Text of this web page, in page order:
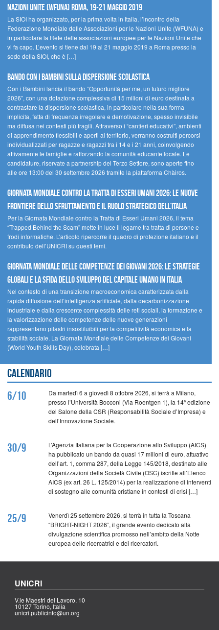
Nazioni Unite (WFUNA) Roma, 19-21 maggio 2019
La SIOI ha organizzato, per la prima volta in Italia, l’incontro della
Federazione Mondiale delle Associazioni per le Nazioni Unite (WFUNA) e
in particolare la Rete delle associazioni europee per le Nazioni Unite che
vi fa capo. L’evento si tiene dal 19 al 21 maggio 2019 a Roma presso la
sede della SIOI, che è […]
Bando Con i Bambini sulla dispersione scolastica
Con i Bambini lancia il bando “Opportunità per me, un futuro migliore
2026”, con una dotazione complessiva di 15 milioni di euro destinata a
contrastare la dispersione scolastica, in particolare nella sua forma
implicita, fatta di frequenza irregolare e demotivazione, spesso invisibile
ma diffusa nei contesti più fragili. Attraverso i “cantieri educativi”, ambienti
di apprendimento flessibili e aperti al territorio, verranno costruiti percorsi
individualizzati per ragazze e ragazzi tra i 14 e i 21 anni, coinvolgendo
attivamente le famiglie e rafforzando la comunità educante locale. Le
candidature, riservate a partnership del Terzo Settore, sono aperte fino
alle ore 13:00 del 30 settembre 2026 tramite la piattaforma Chàiros.
GIORNATA MONDIALE CONTRO LA TRATTA DI ESSERI UMANI 2026: LE NUOVE
FRONTIERE DELLO SFRUTTAMENTO E IL RUOLO STRATEGICO DELL’ITALIA
Per la Giornata Mondiale contro la Tratta di Esseri Umani 2026, il tema
“Trapped Behind the Scam” mette in luce il legame tra tratta di persone e
frodi informatiche. L’articolo ripercorre il quadro di protezione italiano e il
contributo dell’UNICRI su questi temi.
GIORNATA MONDIALE DELLE COMPETENZE DEI GIOVANI 2026: LE STRATEGIE
GLOBALI E LA SFIDA DELLO SVILUPPO DEL CAPITALE UMANO IN ITALIA
Nel contesto di una transizione macroeconomica caratterizzata dalla
rapida diffusione dell’intelligenza artificiale, dalla decarbonizzazione
industriale e dalla crescente complessità delle reti sociali, la formazione e
la valorizzazione delle competenze delle nuove generazioni
rappresentano pilastri insostituibili per la competitività economica e la
stabilità sociale. La Giornata Mondiale delle Competenze dei Giovani
(World Youth Skills Day), celebrata […]
Calendario
6/10
Da martedì 6 a giovedì 8 ottobre 2026, si terrà a Milano,
presso l’Università Bocconi (Via Roentgen 1), la 14ª edizione
del Salone della CSR (Responsabilità Sociale d’Impresa) e
dell’Innovazione Sociale.
30/9
L’Agenzia Italiana per la Cooperazione allo Sviluppo (AICS)
ha pubblicato un bando da quasi 17 milioni di euro, attuativo
dell’art. 1, comma 287, della Legge 145/2018, destinato alle
Organizzazioni della Società Civile (OSC) iscritte all’Elenco
AICS (ex art. 26 L. 125/2014) per la realizzazione di interventi
di sostegno alle comunità cristiane in contesti di crisi […]
25/9
Venerdì 25 settembre 2026, si terrà in tutta la Toscana
“BRIGHT-NIGHT 2026”, il grande evento dedicato alla
divulgazione scientifica promosso nell’ambito della Notte
europea delle ricercatrici e dei ricercatori.
UNICRI
V.le Maestri del Lavoro, 10
10127 Torino, Italia
unicri.publicinfo@un.org